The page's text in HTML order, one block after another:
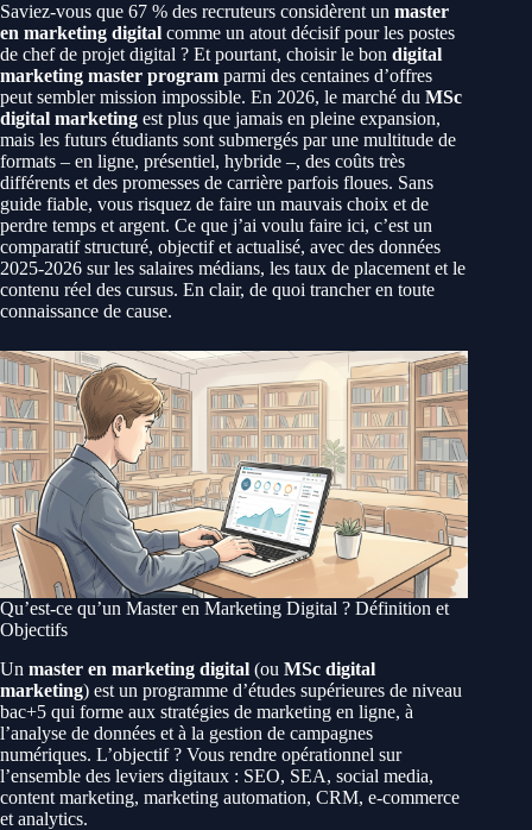
Saviez-vous que 67 % des recruteurs considèrent un master
en marketing digital comme un atout décisif pour les postes
de chef de projet digital ? Et pourtant, choisir le bon digital
marketing master program parmi des centaines d’offres
peut sembler mission impossible. En 2026, le marché du MSc
digital marketing est plus que jamais en pleine expansion,
mais les futurs étudiants sont submergés par une multitude de
formats – en ligne, présentiel, hybride –, des coûts très
différents et des promesses de carrière parfois floues. Sans
guide fiable, vous risquez de faire un mauvais choix et de
perdre temps et argent. Ce que j’ai voulu faire ici, c’est un
comparatif structuré, objectif et actualisé, avec des données
2025-2026 sur les salaires médians, les taux de placement et le
contenu réel des cursus. En clair, de quoi trancher en toute
connaissance de cause.
Qu’est-ce qu’un Master en Marketing Digital ? Définition et
Objectifs
Un master en marketing digital (ou MSc digital
marketing) est un programme d’études supérieures de niveau
bac+5 qui forme aux stratégies de marketing en ligne, à
l’analyse de données et à la gestion de campagnes
numériques. L’objectif ? Vous rendre opérationnel sur
l’ensemble des leviers digitaux : SEO, SEA, social media,
content marketing, marketing automation, CRM, e-commerce
et analytics.